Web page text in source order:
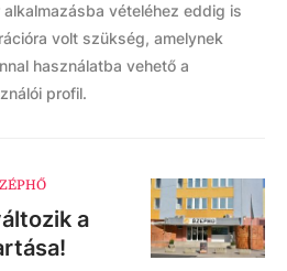
vételéhez eddig is
volt szükség, amelynek
használatba vehető a
profil.
a